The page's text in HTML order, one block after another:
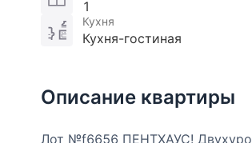
1
Кухня
Кухня-гостиная
Описание квартиры
Лот №f6656 ПЕНТХАУС!